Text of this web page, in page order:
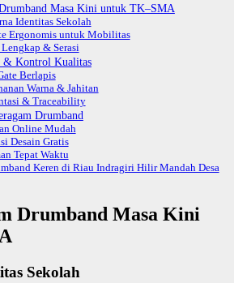
Masa Kini untuk TK–SMA
Identitas Sekolah
Ergonomis untuk Mobilitas
& Serasi
& Kontrol Kualitas
Berlapis
Warna & Jahitan
& Traceability
Drumband
Online Mudah
Desain Gratis
Tepat Waktu
Keren di Riau Indragiri Hilir Mandah Desa
Drumband Masa Kini
Sekolah